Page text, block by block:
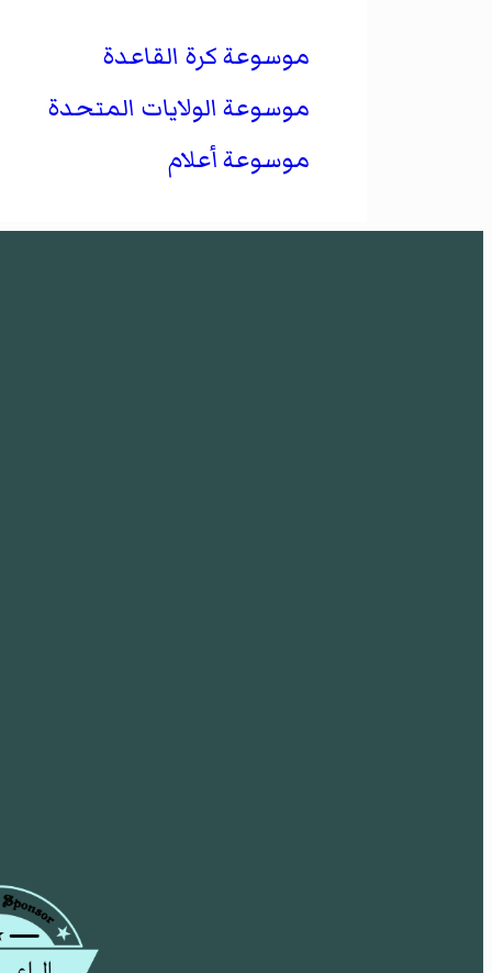
موسوعة كرة القاعدة
موسوعة الولايات المتحدة
موسوعة أعلام